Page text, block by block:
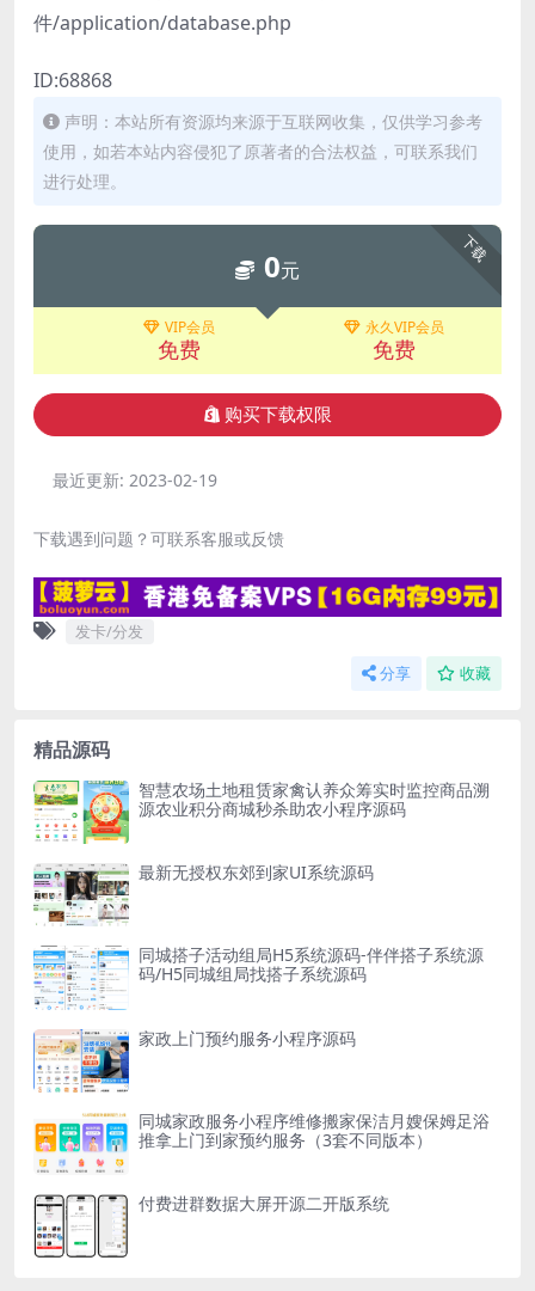
件/application/database.php
ID:68868
声明：本站所有资源均来源于互联网收集，仅供学习参考
使用，如若本站内容侵犯了原著者的合法权益，可联系我们
进行处理。
下载
0元
VIP会员
免费
永久VIP会员
免费
购买下载权限
最近更新: 2023-02-19
下载遇到问题？可联系客服或反馈
发卡/分发
分享 收藏
精品源码
智慧农场土地租赁家禽认养众筹实时监控商品溯
源农业积分商城秒杀助农小程序源码
最新无授权东郊到家UI系统源码
同城搭子活动组局H5系统源码-伴伴搭子系统源
码/H5同城组局找搭子系统源码
家政上门预约服务小程序源码
同城家政服务小程序维修搬家保洁月嫂保姆足浴
推拿上门到家预约服务（3套不同版本）
付费进群数据大屏开源二开版系统